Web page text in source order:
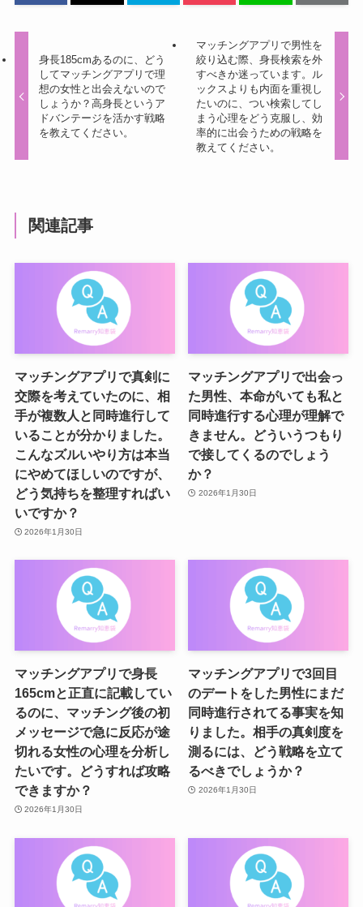
身長185cmあるのに、どう
してマッチングアプリで理
想の女性と出会えないので
しょうか？高身長というア
ドバンテージを活かす戦略
を教えてください。
マッチングアプリで男性を
絞り込む際、身長検索を外
すべきか迷っています。ル
ックスよりも内面を重視し
たいのに、つい検索してし
まう心理をどう克服し、効
率的に出会うための戦略を
教えてください。
関連記事
マッチングアプリで真剣に
交際を考えていたのに、相
手が複数人と同時進行して
いることが分かりました。
こんなズルいやり方は本当
にやめてほしいのですが、
どう気持ちを整理すればい
いですか？
2026年1月30日
マッチングアプリで出会っ
た男性、本命がいても私と
同時進行する心理が理解で
きません。どういうつもり
で接してくるのでしょう
か？
2026年1月30日
マッチングアプリで身長
165cmと正直に記載してい
るのに、マッチング後の初
メッセージで急に反応が途
切れる女性の心理を分析し
たいです。どうすれば攻略
できますか？
2026年1月30日
マッチングアプリで3回目
のデートをした男性にまだ
同時進行されてる事実を知
りました。相手の真剣度を
測るには、どう戦略を立て
るべきでしょうか？
2026年1月30日